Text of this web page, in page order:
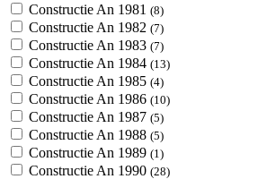
Constructie An 1981 (8)
Constructie An 1982 (7)
Constructie An 1983 (7)
Constructie An 1984 (13)
Constructie An 1985 (4)
Constructie An 1986 (10)
Constructie An 1987 (5)
Constructie An 1988 (5)
Constructie An 1989 (1)
Constructie An 1990 (28)